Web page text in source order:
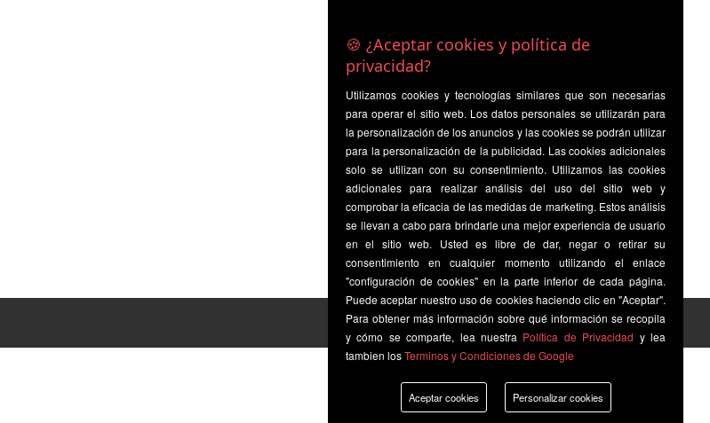
🍪 ¿Aceptar cookies y política de
privacidad?
Utilizamos cookies y tecnologías similares que son necesarias
para operar el sitio web. Los datos personales se utilizarán para
la personalización de los anuncios y las cookies se podrán utilizar
para la personalización de la publicidad. Las cookies adicionales
solo se utilizan con su consentimiento. Utilizamos las cookies
adicionales para realizar análisis del uso del sitio web y
comprobar la eficacia de las medidas de marketing. Estos análisis
se llevan a cabo para brindarle una mejor experiencia de usuario
en el sitio web. Usted es libre de dar, negar o retirar su
consentimiento en cualquier momento utilizando el enlace
"configuración de cookies" en la parte inferior de cada página.
Puede aceptar nuestro uso de cookies haciendo clic en "Aceptar".
Para obtener más información sobre qué información se recopila
y cómo se comparte, lea nuestra Política de Privacidad y lea
tambien losTerminos y Condiciones de Google
Aceptar cookies Personalizar cookies